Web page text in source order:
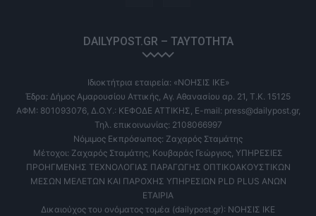
DAILYPOST.GR – ΤΑΥΤΌΤΗΤΑ
Ιδιοκτήτρια εταιρεία: «ΝΟΗΣΙΣ ΙΚΕ»
Έδρα: Δήμος Αμαρουσίου Αττικής, Αγ. Αθανασίου αρ. 21, Τ.Κ. 15125
ΑΦΜ: 801093076, Δ.Ο.Υ.: ΚΕΦΟΔΕ ΑΤΤΙΚΗΣ, E-mail: press@dailypost.gr,
Τηλ. επικοινωνίας: 2108066997
Νόμιμος Εκπρόσωπος: Ζαχαρός Σταμάτης
Μέτοχοι: Ζαχαρός Σταμάτης, Κουβαράς Γεώργιος, ΥΠΗΡΕΣΙΕΣ
ΠΡΟΗΓΜΕΝΗΣ ΤΕΧΝΟΛΟΓΙΑΣ ΠΑΡΑΓΩΓΗΣ ΟΠΤΙΚΟΑΚΟΥΣΤΙΚΩΝ
ΜΕΣΩΝ ΜΕΛΕΤΩΝ ΚΑΙ ΠΑΡΟΧΗΣ ΥΠΗΡΕΣΙΩΝ PLD PLUS ΑΝΩΝ
ΕΤΑΙΡΙΑ
Δικαιούχος του ονόματος τομέα (dailypost.gr): ΝΟΗΣΙΣ ΙΚΕ